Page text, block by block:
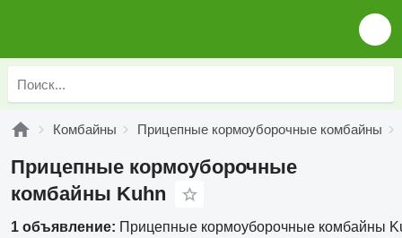
Комбайны Прицепные кормоуборочные комбайны
Прицепные кормоуборочные
комбайны Kuhn
1 объявление: Прицепные кормоуборочные комбайны